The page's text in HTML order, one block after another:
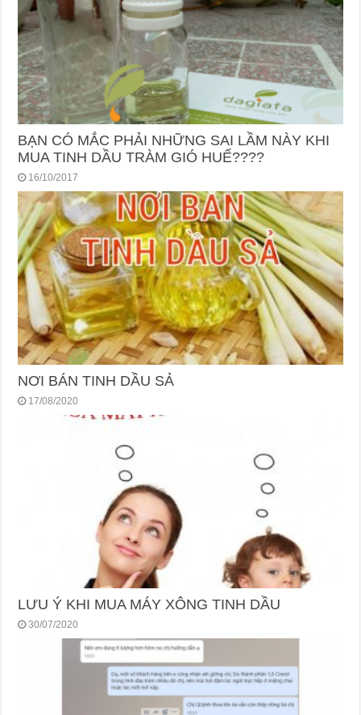
BẠN CÓ MẮC PHẢI NHỮNG SAI LẦM NÀY KHI
MUA TINH DẦU TRÀM GIÓ HUẾ????
16/10/2017
NƠI BÁN TINH DẦU SẢ
17/08/2020
LƯU Ý KHI MUA MÁY XÔNG TINH DẦU
30/07/2020